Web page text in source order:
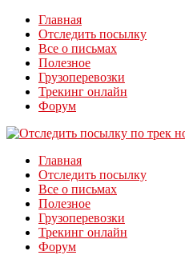
Главная
Отследить посылку
Все о письмах
Полезное
Грузоперевозки
Трекинг онлайн
Форум
Главная
Отследить посылку
Все о письмах
Полезное
Грузоперевозки
Трекинг онлайн
Форум